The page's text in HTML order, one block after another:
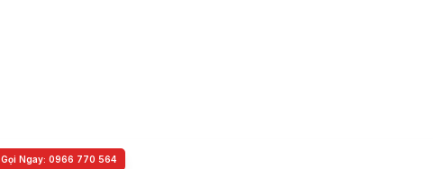
Gọi Ngay: 0966 770 564